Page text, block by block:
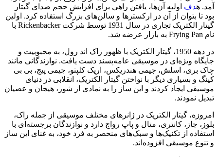
آمد. هدف اولیه آن‌ها، یافتن راهی برای افزایش حجم صدای گیتار
بود تا بتوان از آن در ارکسترها و سالن‌های بزرگ استفاده کرد. اولین
گیتار الکتریک تجاری در سال 1931 توسط شرکت Rickenbacker با
نام Frying Pan به بازار عرضه شد.
در دهه 1950، گیتار الکتریک با ظهور راک اند رول، به محبوبیت و
جایگاه ویژه‌ای در موسیقی عامه‌پسند دست یافت. نوازندگانی مانند
چاک بری، اسلش، جیمی هندریکس، اریک کلپتو، جیمی پیج، بی بی
کینگ و بسیاری دیگر با نواختن گیتار الکتریک، انقلابی در دنیای
موسیقی ایجاد کردند و این ساز را به نمادی از شور، هیجان و عصیان
تبدیل نمودند.
امروزه، گیتار الکتریک در ژانرهای مختلف موسیقی از جمله راک،
بلوز، جاز، کانتری، متال و پاپ رواج دارد و نوازندگان برجسته‌ای با
استفاده از تکنیک‌ها و سبک‌های منحصر به فرد خود، به غنای این ساز
و تنوع موسیقی افزوده‌اند.